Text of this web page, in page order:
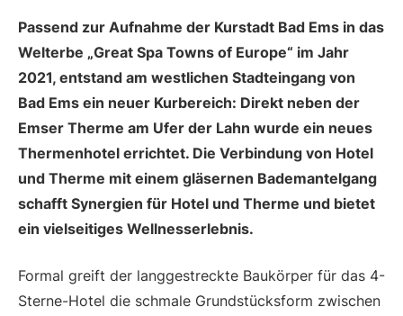
Passend zur Aufnahme der Kurstadt Bad Ems in das
Welterbe „Great Spa Towns of Europe“ im Jahr
2021, entstand am westlichen Stadteingang von
Bad Ems ein neuer Kurbereich: Direkt neben der
Emser Therme am Ufer der Lahn wurde ein neues
Thermenhotel errichtet. Die Verbindung von Hotel
und Therme mit einem gläsernen Bademantelgang
schafft Synergien für Hotel und Therme und bietet
ein vielseitiges Wellnesserlebnis.
Formal greift der langgestreckte Baukörper für das 4-
Sterne-Hotel die schmale Grundstücksform zwischen